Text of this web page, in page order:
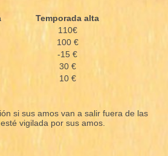
Temporada alta
110€
100 €
-15 €
30 €
10 €
si sus amos van a salir fuera de las
vigilada por sus amos.